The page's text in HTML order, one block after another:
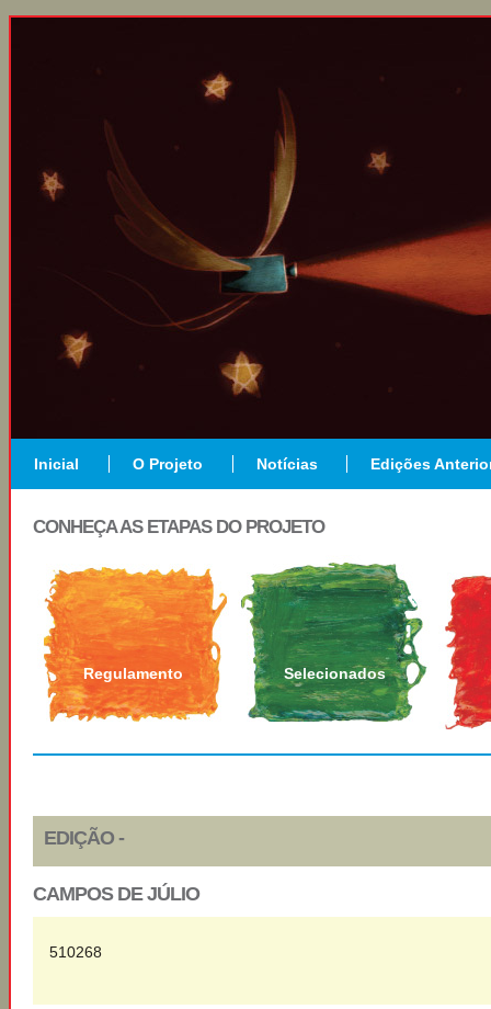
Inicial O Projeto Notícias Edições
CONHEÇA AS ETAPAS DO PROJETO
Regulamento Selecionados
EDIÇÃO -
CAMPOS DE JÚLIO
510268